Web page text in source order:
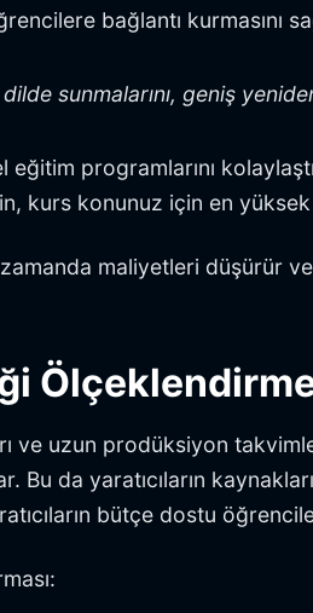
bağlantı kurmasını
dilde sunmalarını, geniş
programlarını
kurs konunuz için en
maliyetleri düşürür
ve uzun prodüksiyon
da yaratıcıların
bütçe dostu